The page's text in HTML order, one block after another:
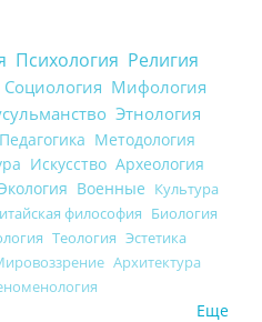
Психология Религия
Социология Мифология
Этнология
Педагогика Методология
Искусство Археология
Военные Культура
философия Биология
Теология Эстетика
Архитектура
Еще